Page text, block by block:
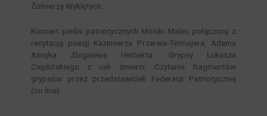
Żołnierzy Wyklętych.
Koncert pieśni patriotycznych Moniki Malec połączony z
recytacją poezji Kazimierza Przerwa-Tetmajera, Adama
Asnyka Zbigniewa Herberta. Grypsy Łukasza
Cieplińskiego z celi śmierci. Czytanie fragmentów
grypsów przez przedstawicieli Federacji Patriotycznej
(on line)